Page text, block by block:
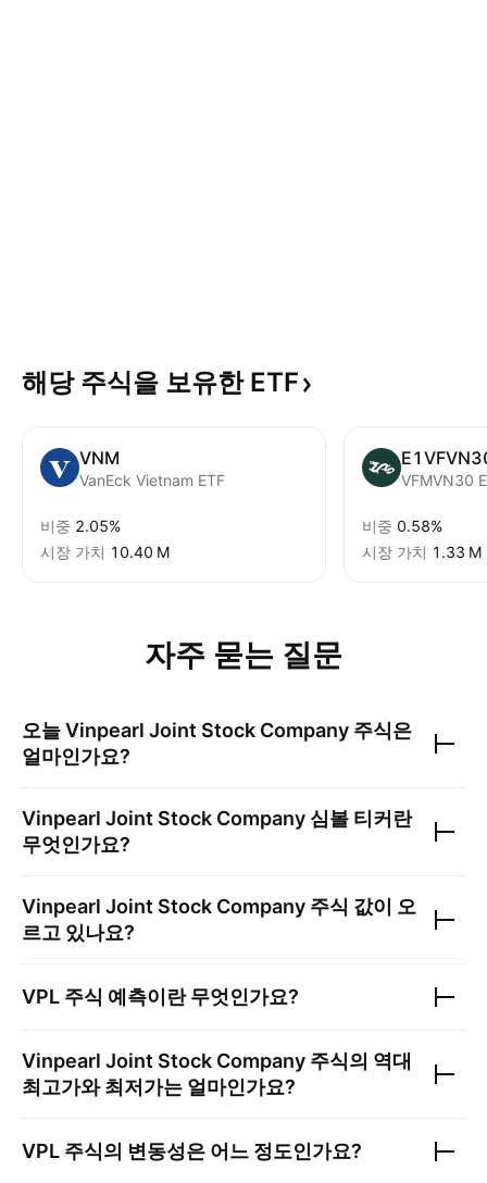
해당 주식을 보유한 ETF
VNM
VanEck Vietnam ETF
비중 2.05%
시장 가치 ‪10.40 M‬
VFMVN30
비중 0.58%
시장 가치 ‪1.33 M‬
자주 묻는 질문
오늘Vinpearl Joint Stock Company 주식은
얼마인가요?
Vinpearl Joint Stock Company 심볼 티커란
무엇인가요?
Vinpearl Joint Stock Company 주식 값이 오
르고 있나요?
VPL 주식 예측이란 무엇인가요?
Vinpearl Joint Stock Company 주식의 역대
최고가와 최저가는 얼마인가요?
VPL 주식의 변동성은 어느 정도인가요?